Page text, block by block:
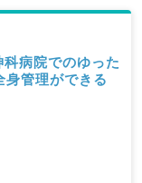
科病院でのゆった
管理ができる